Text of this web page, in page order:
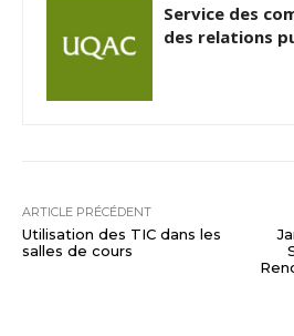
Service des
des relations
ARTICLE PRÉCÉDENT
Utilisation des TIC dans les
salles de cours